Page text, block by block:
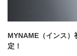
MYNAME（インス
定！